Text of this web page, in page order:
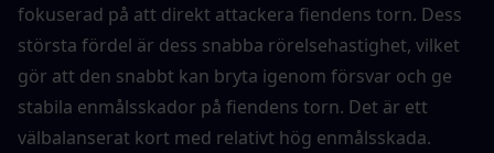
fokuserad på att direkt attackera fiendens torn. Dess
största fördel är dess snabba rörelsehastighet, vilket
gör att den snabbt kan bryta igenom försvar och ge
stabila enmålsskador på fiendens torn. Det är ett
välbalanserat kort med relativt hög enmålsskada.